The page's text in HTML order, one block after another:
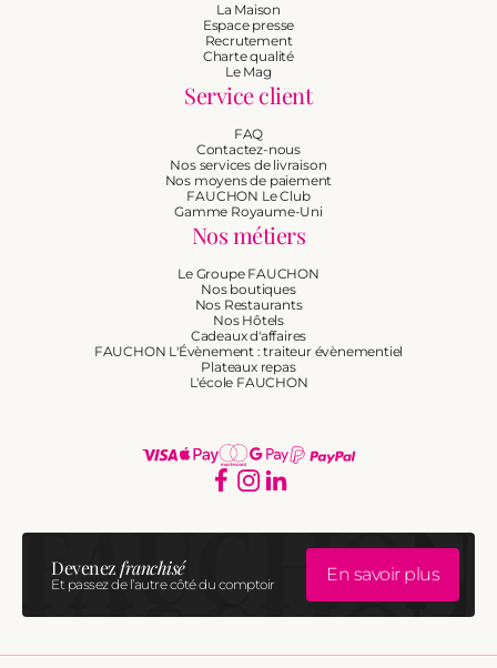
La Maison
Espace presse
Recrutement
Charte qualité
Le Mag
Service client
FAQ
Contactez-nous
Nos services de livraison
Nos moyens de paiement
FAUCHON Le Club
Gamme Royaume-Uni
Nos métiers
Le Groupe FAUCHON
Nos boutiques
Nos Restaurants
Nos Hôtels
Cadeaux d'affaires
FAUCHON L'Évènement : traiteur évènementiel
Plateaux repas
L'école FAUCHON
paiement
missing:
Devenezfranchisé
Et passez de l’autre côté du comptoir En savoir plus